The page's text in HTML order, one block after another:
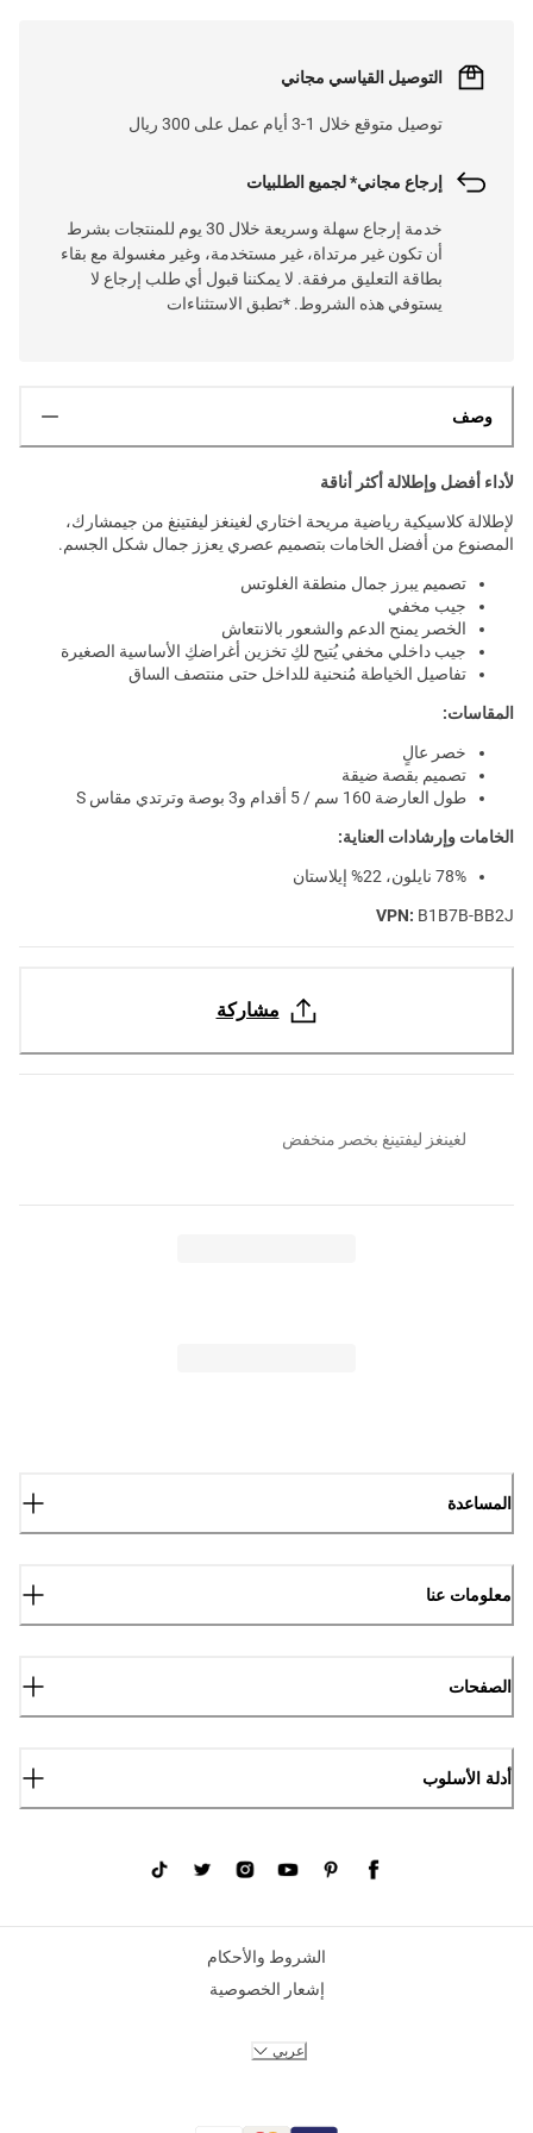
التوصيل القياسي مجاني
توصيل متوقع خلال 1-3 أيام عمل على 300 ريال
إرجاع مجاني* لجميع الطلبيات
خدمة إرجاع سهلة وسريعة خلال 30 يوم للمنتجات بشرط
أن تكون غير مرتداة، غير مستخدمة، وغير مغسولة مع بقاء
بطاقة التعليق مرفقة. لا يمكننا قبول أي طلب إرجاع لا
يستوفي هذه الشروط. *تطبق الاستثناءات
وصف
لأداء أفضل وإطلالة أكثر أناقة
لإطلالة كلاسيكية رياضية مريحة اختاري لغينغز ليفتينغ من جيمشارك،
المصنوع من أفضل الخامات بتصميم عصري يعزز جمال شكل الجسم.
تصميم يبرز جمال منطقة الغلوتس
جيب مخفي
الخصر يمنح الدعم والشعور بالانتعاش
جيب داخلي مخفي يُتيح لكِ تخزين أغراضكِ الأساسية الصغيرة
تفاصيل الخياطة مُنحنية للداخل حتى منتصف الساق
المقاسات:
خصر عالٍ
تصميم بقصة ضيقة
طول العارضة 160 سم / 5 أقدام و3 بوصة وترتدي مقاس S
الخامات وإرشادات العناية:
78% نايلون، 22% إيلاستان
VPN: B1B7B-BB2J
مشاركة
لغينغز ليفتينغ بخصر منخفض
المساعدة
معلومات عنا
الصفحات
أدلة الأسلوب
الشروط والأحكام
إشعار الخصوصية
عربي